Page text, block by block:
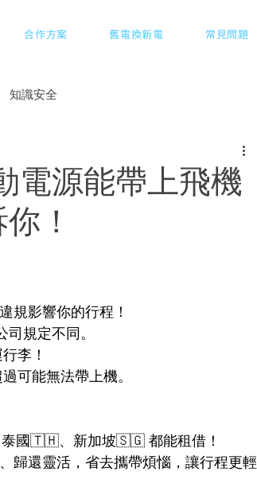
合作方案 舊電換新電 常見問題
知識安全
電源能帶上飛機
！
規影響你的行程！
司規定不同。
李！
可能無法帶上機。
國🇹🇭、新加坡🇸🇬 都能租借！
歸還靈活，省去攜帶煩惱，讓行程更輕